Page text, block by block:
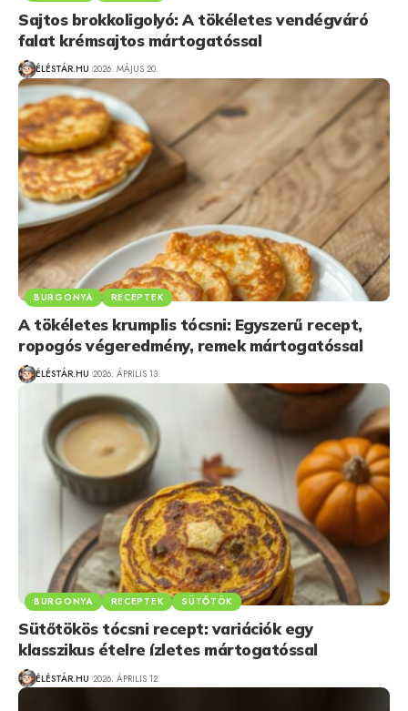
Sajtos brokkoligolyó: A tökéletes vendégváró
falat krémsajtos mártogatóssal
ÉLÉSTÁR.HU 2026. MÁJUS 20.
BURGONYA RECEPTEK
A tökéletes krumplis tócsni: Egyszerű recept,
ropogós végeredmény, remek mártogatóssal
ÉLÉSTÁR.HU 2026. ÁPRILIS 13.
BURGONYA RECEPTEK SÜTŐTÖK
Sütőtökös tócsni recept: variációk egy
klasszikus ételre ízletes mártogatóssal
ÉLÉSTÁR.HU 2026. ÁPRILIS 12.